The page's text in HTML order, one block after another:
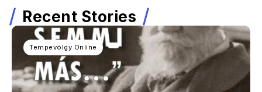
Recent Stories
Tempevölgy Online